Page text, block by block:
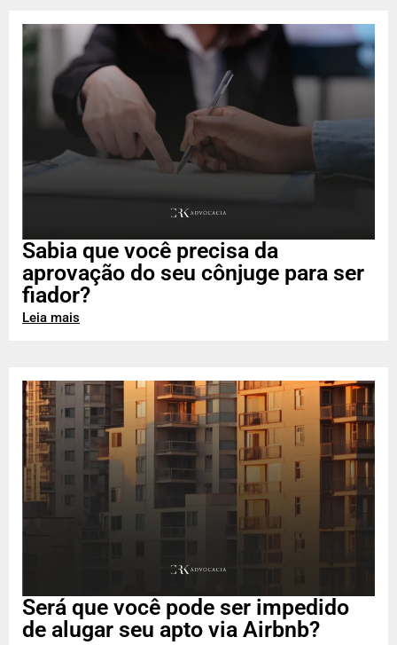
Sabia que você precisa da
aprovação do seu cônjuge para ser
fiador?
Leia mais
Será que você pode ser impedido
de alugar seu apto via Airbnb?